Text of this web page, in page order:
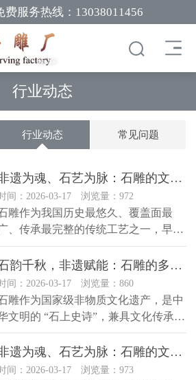
费服务热线： 13038011456
行业动态
行业动态 常见问题
非遗为魂、石艺为脉：石雕的文化价值与行业发展优势
间：2026-03-17 浏览量：972
雕作为我国历史最悠久、覆盖面最
、传承最完整的传统工艺之一，早已
越普通手工制品的范畴，成为承载
...
石韵千秋，非遗赋能：石雕的多维价值与行业价值深度解析
间：2026-03-17 浏览量：860
雕作为国家级非物质文化遗产，是中
文明的 “石上史诗”，兼具文化传承、
术审美、经济价值、社会赋能...
非遗为魂、石艺为脉：石雕的文化价值与行业发展优势
间：2026-03-17 浏览量：973